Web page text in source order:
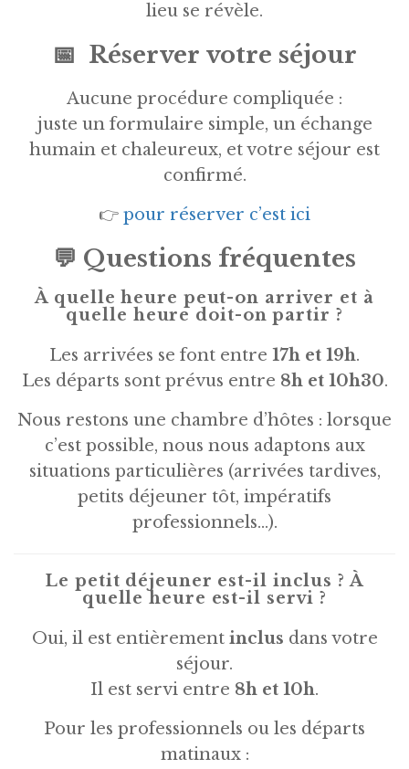
lieu se révèle.
📅 Réserver votre séjour
Aucune procédure compliquée :
juste un formulaire simple, un échange
humain et chaleureux, et votre séjour est
confirmé.
👉 pour réserver c’est ici
💬 Questions fréquentes
À quelle heure peut-on arriver et à
quelle heure doit-on partir ?
Les arrivées se font entre 17h et 19h.
Les départs sont prévus entre 8h et 10h30.
Nous restons une chambre d’hôtes : lorsque
c’est possible, nous nous adaptons aux
situations particulières (arrivées tardives,
petits déjeuner tôt, impératifs
professionnels…).
Le petit déjeuner est-il inclus ? À
quelle heure est-il servi ?
Oui, il est entièrement inclus dans votre
séjour.
Il est servi entre 8h et 10h.
Pour les professionnels ou les départs
matinaux :